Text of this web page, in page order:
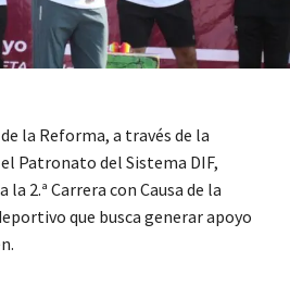
la Reforma, a través de la
Patronato del Sistema DIF,
la 2.ª Carrera con Causa de la
que busca generar apoyo